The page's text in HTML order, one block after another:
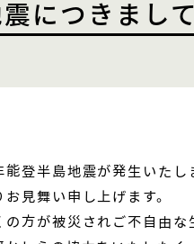
につきまして
登半島地震が発生いたし
見舞い申し上げます。
方が被災されご不自由な